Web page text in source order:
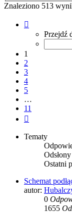
Znaleziono 513
Przejdź
1
2
3
4
5
…
11
Tematy
Odsłony
Ostatni
Schemat
autor:
0
1655